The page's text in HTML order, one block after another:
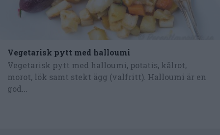
Vegetarisk pytt med halloumi
Vegetarisk pytt med halloumi, potatis, kålrot,
morot, lök samt stekt ägg (valfritt). Halloumi är en
god...